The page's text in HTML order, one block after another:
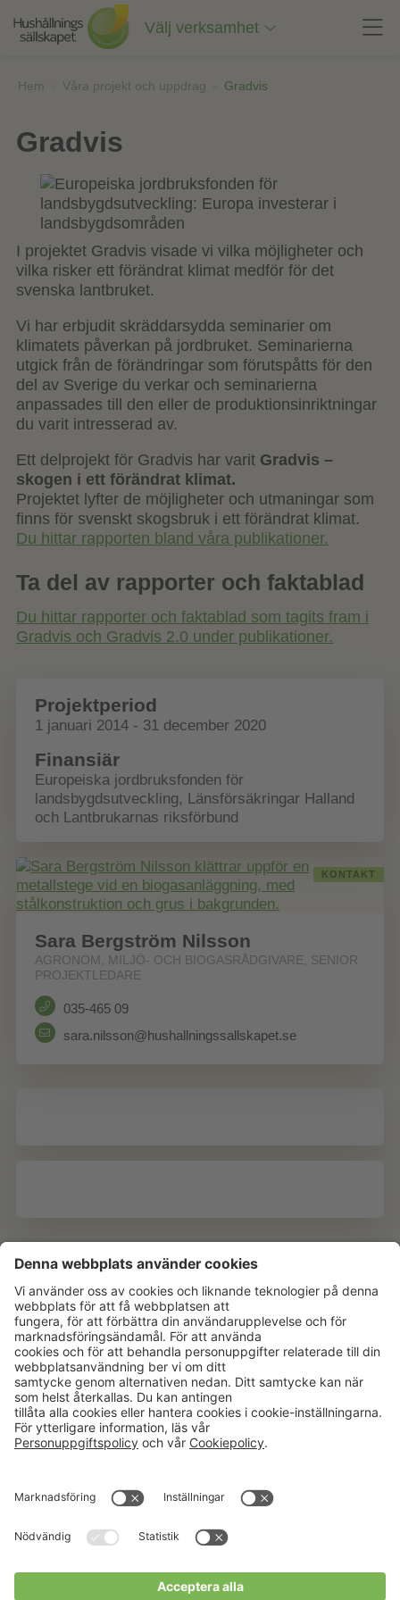
innehåll
Välj verksamhet
Hem Våra projekt och uppdrag Gradvis
Gradvis
I projektet Gradvis visade vi vilka möjligheter och
vilka risker ett förändrat klimat medför för det
svenska lantbruket.
Vi har erbjudit skräddarsydda seminarier om
klimatets påverkan på jordbruket. Seminarierna
utgick från de förändringar som förutspåtts för den
del av Sverige du verkar och seminarierna
anpassades till den eller de produktionsinriktningar
du varit intresserad av.
Ett delprojekt för Gradvis har varit Gradvis –
skogen i ett förändrat klimat.
Projektet lyfter de möjligheter och utmaningar som
finns för svenskt skogsbruk i ett förändrat klimat.
Du hittar rapporten bland våra publikationer.
Ta del av rapporter och faktablad
Du hittar rapporter och faktablad som tagits fram i
Gradvis och Gradvis 2.0 under publikationer.
Projektperiod
1 januari 2014 - 31 december 2020
Finansiär
Europeiska jordbruksfonden för
landsbygdsutveckling, Länsförsäkringar Halland
och Lantbrukarnas riksförbund
KONTAKT
Sara Bergström Nilsson
AGRONOM, MILJÖ- OCH BIOGASRÅDGIVARE, SENIOR
PROJEKTLEDARE
035-465 09
sara.nilsson@hushallningssallskapet.se
Karriär
Kalender
Verksamheter
Om Hushållningssällskapet
Hushållningssällskapens
Tjänster